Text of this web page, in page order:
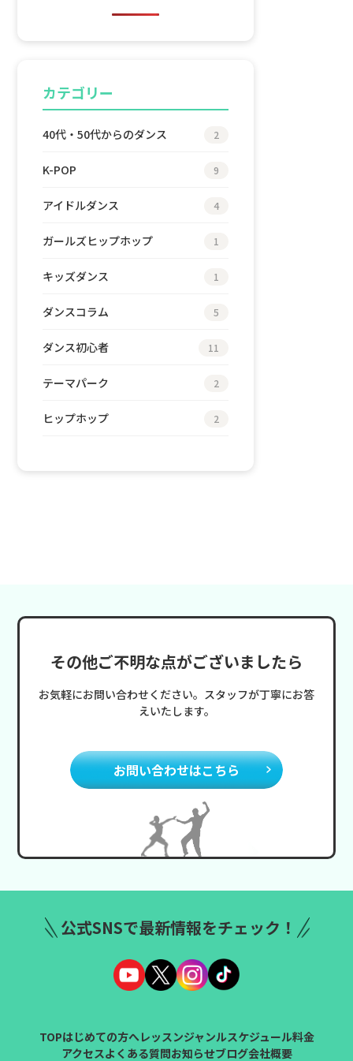
カテゴリー
40代・50代からのダンス 2
K-POP 9
アイドルダンス 4
ガールズヒップホップ 1
キッズダンス 1
ダンスコラム 5
ダンス初心者 11
テーマパーク 2
ヒップホップ 2
その他ご不明な点がございましたら
お気軽にお問い合わせください。スタッフが丁寧にお答
えいたします。
お問い合わせはこちら
公式SNSで最新情報をチェック！
TOPはじめての方へレッスンジャンルスケジュール料金
アクセスよくある質問お知らせブログ会社概要